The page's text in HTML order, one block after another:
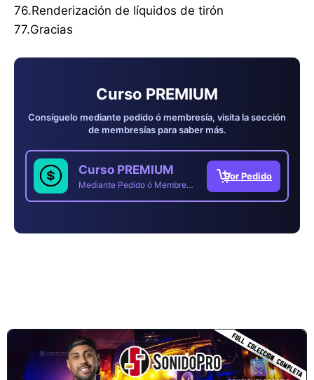
76.Renderización de líquidos de tirón
77.Gracias
Curso PREMIUM
Consíguelo mediante pedido ó membresía, visita la sección
de membresías para saber más.
Curso PREMIUM
Mediante Pedido ó Membresía